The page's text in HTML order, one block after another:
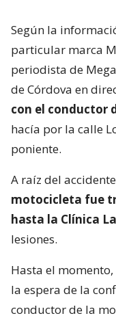
Según la
particular marca
periodista de
de Córdova en
con el conductor
hacía por la calle
poniente.
A raíz del
motocicleta fue
hasta la Clínica
lesiones.
Hasta el
la espera de la
conductor de la